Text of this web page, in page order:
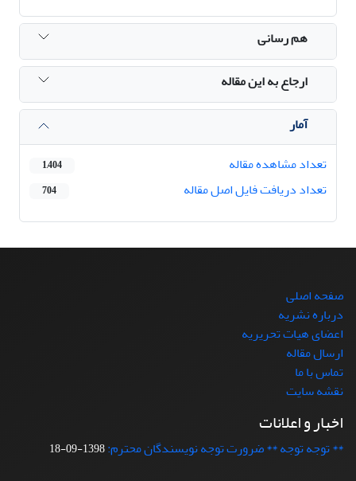
هم رسانی
ارجاع به این مقاله
آمار
تعداد مشاهده مقاله
1,404
تعداد دریافت فایل اصل مقاله 704
صفحه اصلی
درباره نشریه
اعضای هیات تحریریه
ارسال مقاله
تماس با ما
نقشه سایت
اخبار و اعلانات
** توجه توجه ** ضرورت توجه نویسندگان محترم:1398-09-18